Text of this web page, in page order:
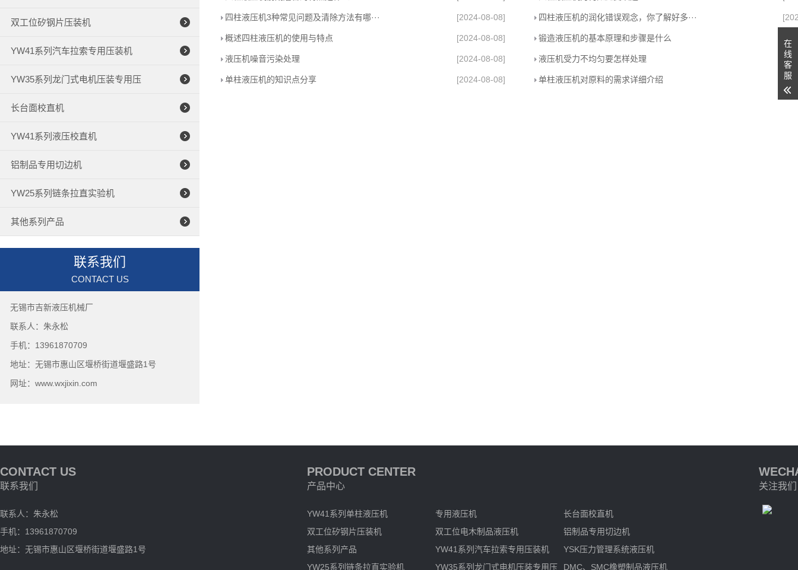
双工位矽钢片压装机
YW41系列汽车拉索专用压装机
YW35系列龙门式电机压装专用压
长台面校直机
YW41系列液压校直机
铝制品专用切边机
YW25系列链条拉直实验机
其他系列产品
联系我们
CONTACT US
无锡市吉新液压机械厂
联系人：朱永松
手机：13961870709
地址：无锡市惠山区堰桥街道堰盛路1号
网址：www.wxjixin.com
四柱液压机3种常见问题及清除方法有哪··· [2024-08-08] 四柱液压机的润化错误观念，你了解好多···
概述四柱液压机的使用与特点 [2024-08-08] 锻造液压机的基本原理和步骤是什么
液压机噪音污染处理 [2024-08-08] 液压机受力不均匀要怎样处理
单柱液压机的知识点分享 [2024-08-08] 单柱液压机对原料的需求详细介绍
CONTACT US
联系我们
联系人：朱永松
手机：13961870709
地址：无锡市惠山区堰桥街道堰盛路1号
PRODUCT CENTER
产品中心
YW41系列单柱液压机 专用液压机
长台面校直机
双工位矽钢片压装机
双工位电木制品液压机
铝制品专用切边机
其他系列产品
YW41系列汽车拉索专用压装机
YSK压力管理系统液压机
YW25系列链条拉直实验机
YW35系列龙门式电机压装专用压 DMC、SMC橡塑制品液压机
关注我们
在
线
客
服